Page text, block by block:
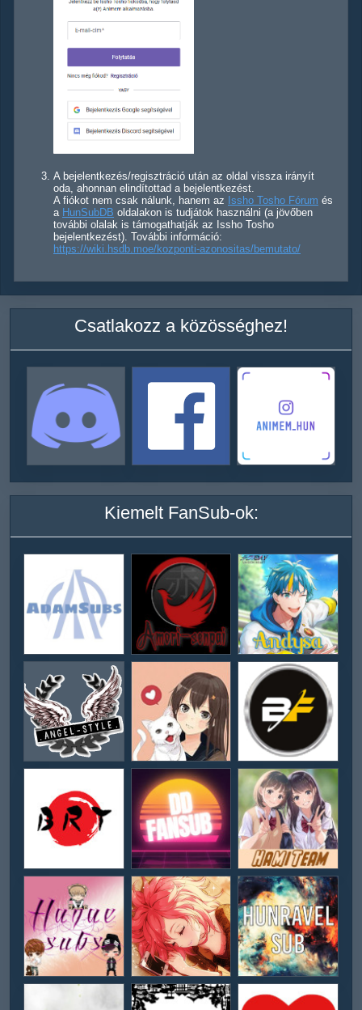
A bejelentkezés/regisztráció után az oldal vissza irányít
oda, ahonnan elindítottad a bejelentkezést.
A fiókot nem csak nálunk, hanem az Issho Tosho Fórum és
a HunSubDB oldalakon is tudjátok használni (a jövőben
további olalak is támogathatják az Issho Tosho
bejelentkezést). További információ:
https://wiki.hsdb.moe/kozponti-azonositas/bemutato/
Csatlakozz a közösséghez!
Kiemelt FanSub-ok: